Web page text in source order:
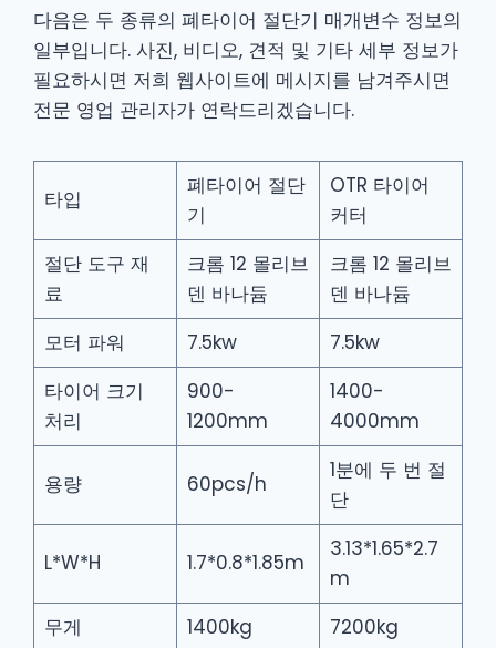
다음은 두 종류의 폐타이어 절단기 매개변수 정보의
일부입니다. 사진, 비디오, 견적 및 기타 세부 정보가
필요하시면 저희 웹사이트에 메시지를 남겨주시면
전문 영업 관리자가 연락드리겠습니다.
타입
폐타이어 절단
기
OTR 타이어
커터
절단 도구 재
료
크롬 12 몰리브
덴 바나듐
크롬 12 몰리브
덴 바나듐
모터 파워
7.5kw
7.5kw
타이어 크기
처리
900-
1200mm
1400-
4000mm
용량 60pcs/h
1분에 두 번 절
단
L*W*H 1.7*0.8*1.85m
3.13*1.65*2.7
m
무게
1400kg 7200kg